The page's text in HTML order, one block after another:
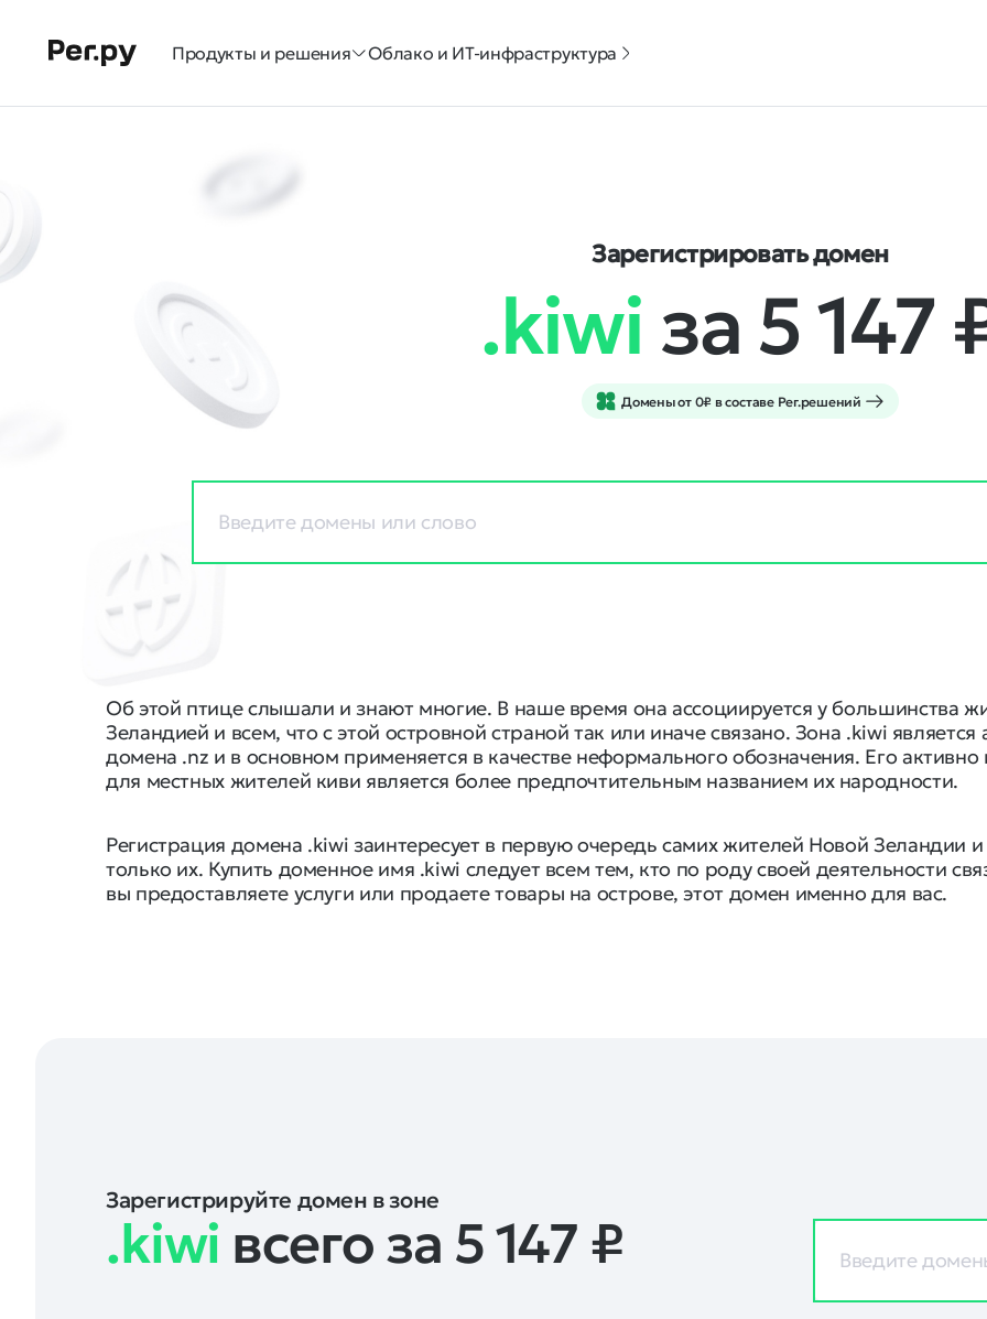
Продукты и решения Облако и ИТ-инфраструктура
Зарегистрировать домен
.kiwi за 5 147
Домены от 0₽ в составе Рег.решений
Об этой птице слышали и знают многие. В наше время она ассоциируется у большинства
Зеландией и всем, что с этой островной страной так или иначе связано. Зона .kiwi
домена .nz и в основном применяется в качестве неформального обозначения. Его
для местных жителей киви является более предпочтительным названием их народности.
Регистрация домена .kiwi заинтересует в первую очередь самих жителей Новой Зеландии
только их. Купить доменное имя .kiwi следует всем тем, кто по роду своей деятельности
вы предоставляете услуги или продаете товары на острове, этот домен именно для вас.
Зарегистрируйте домен в зоне
.kiwi всего за 5 147 ₽